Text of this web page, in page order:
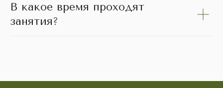
В какое время проходят
занятия?